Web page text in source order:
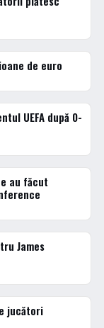
de euro
UEFA după 0-
au făcut
James
jucători